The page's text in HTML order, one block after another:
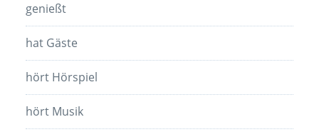
genießt
hat Gäste
hört Hörspiel
hört Musik